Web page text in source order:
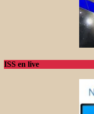
ISS en live